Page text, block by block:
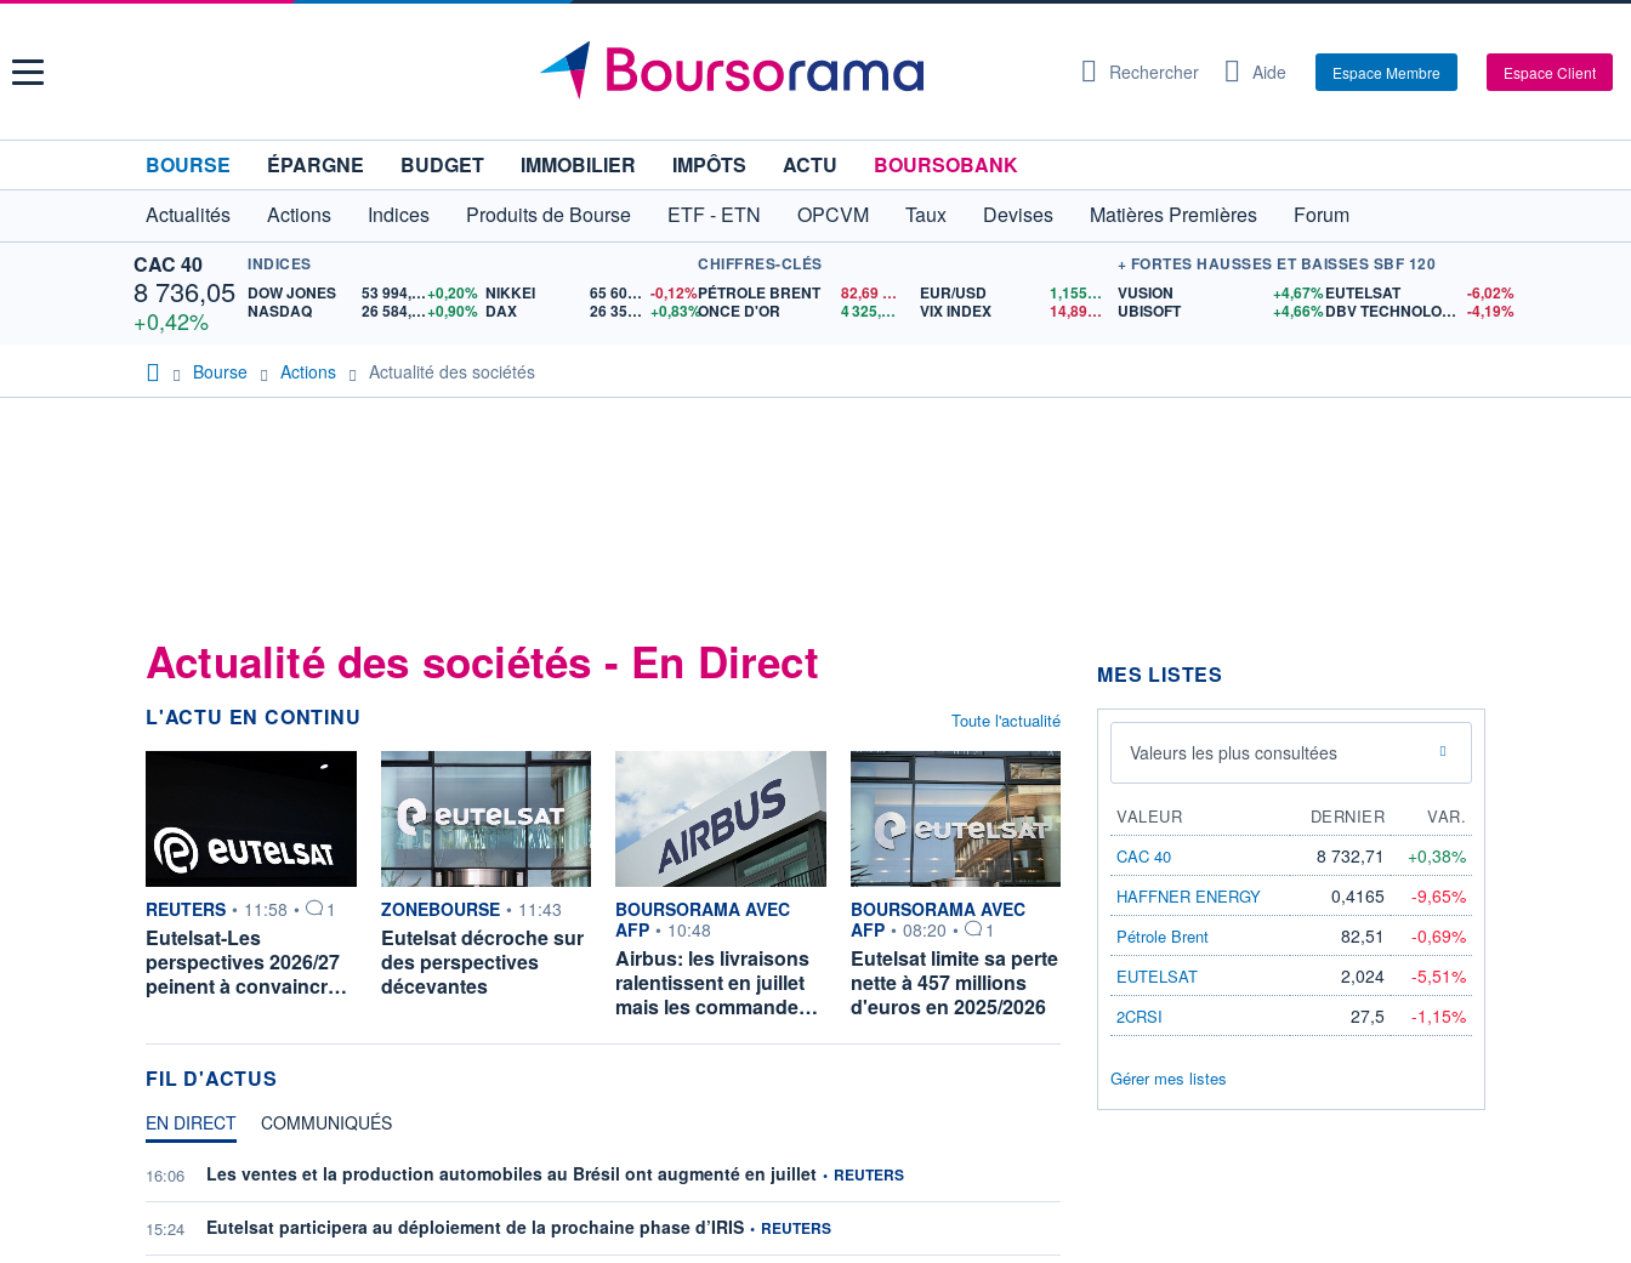
Menu Rechercher Aide Espace Membre Espace Client
BOURSE ÉPARGNE BUDGET IMMOBILIER IMPÔTS ACTU
BOURSOBANK
Actualités
Actions Indices Produits de Bourse ETF - ETN OPCVM Taux Devises Matières Premières
Forum
CAC 40
8 736,05
+0,42%
INDICES
DOW JONES
53 994,02+0,20%
NASDAQ
26 584,80+0,90%
NIKKEI 65 606,71 -0,12%
DAX
26 356,47 +0,83%
CHIFFRES-CLÉS
PÉTROLE BRENT
82,69$US
ONCE D'OR
4 325,02 $US
EUR/USD 1,1559$US
VIX INDEX
14,89
$US
+ FORTES HAUSSES ET BAISSES SBF 120
VUSION
+4,67%
UBISOFT
+4,66%
EUTELSAT
-6,02%
DBV TECHNOLOGIES -4,19%
Bourse Actions Actualité des sociétés
Actualité des sociétés - En Direct
L'ACTU EN CONTINU
information fournie par
REUTERS • 11:58 • 1
Eutelsat-Les
perspectives 2026/27
peinent à convaincr…
information fournie par
ZONEBOURSE • 11:43
Eutelsat décroche sur
des perspectives
décevantes
information fournie par
BOURSORAMA AVEC
AFP • 10:48
Airbus: les livraisons
ralentissent en juillet
mais les commande…
information fournie par
BOURSORAMA AVEC
AFP • 08:20 • 1
Eutelsat limite sa perte
nette à 457 millions
d'euros en 2025/2026
Toute l'actualité
FIL D'ACTUS
EN DIRECT COMMUNIQUÉS
16:06 Les ventes et la production automobiles au Brésil ont augmenté en juilletinformation fournie par
• REUTERS
15:24 Eutelsat participera au déploiement de la prochaine phase d’IRISinformation fournie par
• REUTERS
MES LISTES
Valeurs les plus consultées
VALEUR DERNIER
VAR.
CAC 40
8 732,71 +0,38%
HAFFNER ENERGY 0,4165 -9,65%
Pétrole Brent 82,51 -0,69%
EUTELSAT 2,024 -5,51%
2CRSI 27,5 -1,15%
Gérer mes listes